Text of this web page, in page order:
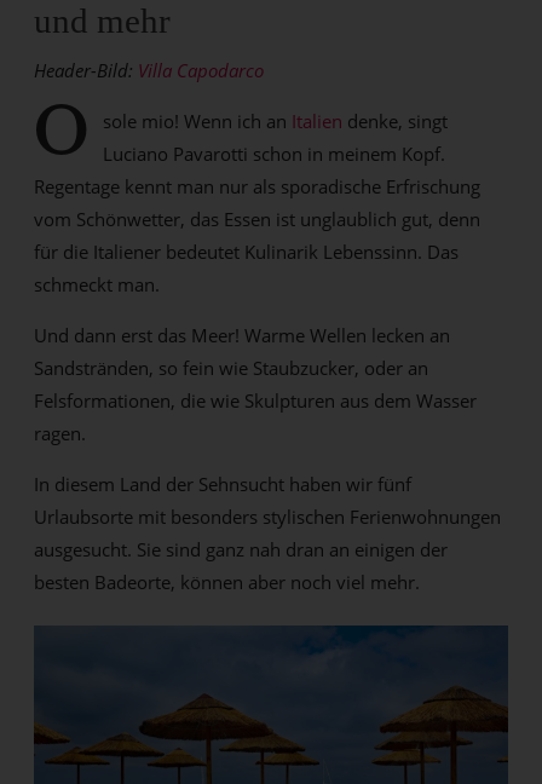
und mehr
Header-Bild: Villa Capodarco
O sole mio! Wenn ich an Italien denke, singt
Luciano Pavarotti schon in meinem Kopf.
Regentage kennt man nur als sporadische Erfrischung
vom Schönwetter, das Essen ist unglaublich gut, denn
für die Italiener bedeutet Kulinarik Lebenssinn. Das
schmeckt man.
Und dann erst das Meer! Warme Wellen lecken an
Sandstränden, so fein wie Staubzucker, oder an
Felsformationen, die wie Skulpturen aus dem Wasser
ragen.
In diesem Land der Sehnsucht haben wir fünf
Urlaubsorte mit besonders stylischen Ferienwohnungen
ausgesucht. Sie sind ganz nah dran an einigen der
besten Badeorte, können aber noch viel mehr.